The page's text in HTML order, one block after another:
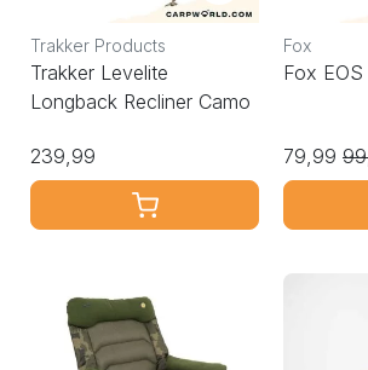
Trakker Products
Trakker Levelite
Longback Recliner Camo
239,99
Fox
Fox
79,99